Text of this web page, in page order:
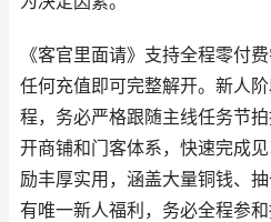
《客官里面请》支持全程零付
任何充值即可完整解开。新人
程，务必严格跟随主线任务节
开商铺和门客体系，快速完成
励丰厚实用，涵盖大量铜钱、
有唯一新人福利，务必全程参